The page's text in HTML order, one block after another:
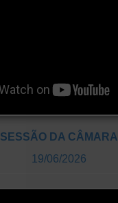
SESSÃO DA CÂMARA
19/06/2026